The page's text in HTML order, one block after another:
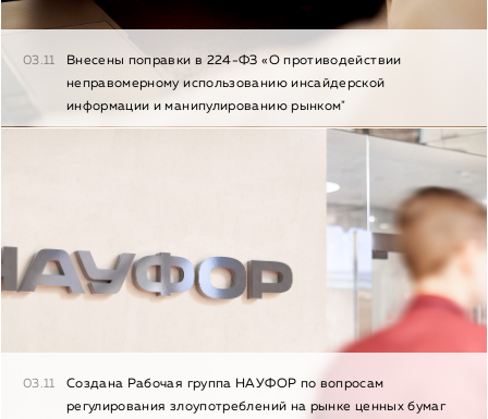
03.11
Внесены поправки в 224-ФЗ «О противодействии
неправомерному использованию инсайдерской
информации и манипулированию рынком"
03.11
Создана Рабочая группа НАУФОР по вопросам
регулирования злоупотреблений на рынке ценных бумаг